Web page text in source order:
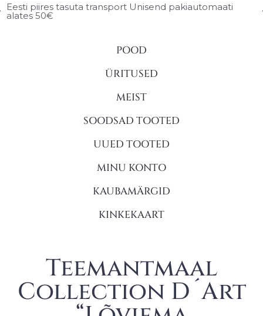
Eesti piires tasuta transport Unisend pakiautomaati
alates 50€
POOD
ÜRITUSED
MEIST
SOODSAD TOOTED
UUED TOOTED
MINU KONTO
KAUBAMÄRGID
KINKEKAART
Teemantmaal
Collection D´Art